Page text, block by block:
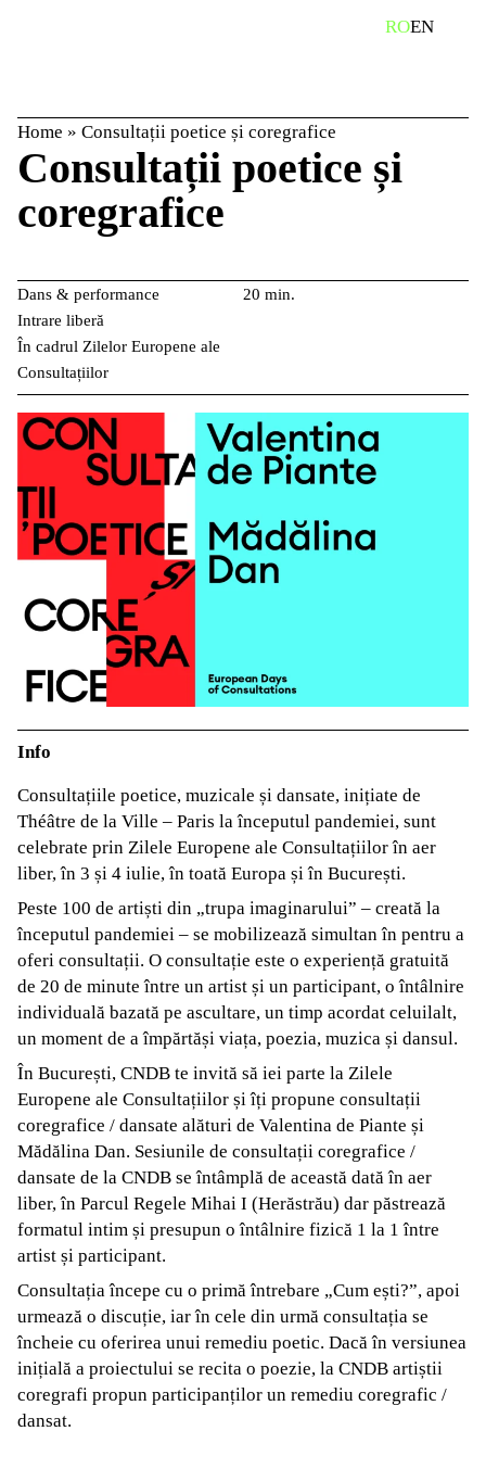
ROEN
Home » Consultații poetice și coregrafice
Consultații poetice și
coregrafice
Dans & performance
Intrare liberă
În cadrul Zilelor Europene ale
Consultațiilor
20 min.
Info
Consultațiile poetice, muzicale și dansate, inițiate de
Théâtre de la Ville – Paris la începutul pandemiei, sunt
celebrate prin Zilele Europene ale Consultațiilor în aer
liber, în 3 și 4 iulie, în toată Europa și în București.
Peste 100 de artiști din „trupa imaginarului” – creată la
începutul pandemiei – se mobilizează simultan în pentru a
oferi consultații. O consultație este o experiență gratuită
de 20 de minute între un artist și un participant, o întâlnire
individuală bazată pe ascultare, un timp acordat celuilalt,
un moment de a împărtăși viața, poezia, muzica și dansul.
În București, CNDB te invită să iei parte la Zilele
Europene ale Consultațiilor și îți propune consultații
coregrafice / dansate alături de Valentina de Piante și
Mădălina Dan. Sesiunile de consultații coregrafice /
dansate de la CNDB se întâmplă de această dată în aer
liber, în Parcul Regele Mihai I (Herăstrău) dar păstrează
formatul intim și presupun o întâlnire fizică 1 la 1 între
artist și participant.
Consultația începe cu o primă întrebare „Cum ești?”, apoi
urmează o discuție, iar în cele din urmă consultația se
încheie cu oferirea unui remediu poetic. Dacă în versiunea
inițială a proiectului se recita o poezie, la CNDB artiștii
coregrafi propun participanților un remediu coregrafic /
dansat.